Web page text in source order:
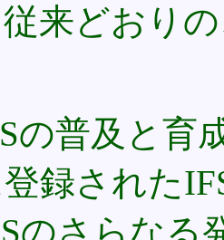
来どおり
の普及と育
録された
のさらなる